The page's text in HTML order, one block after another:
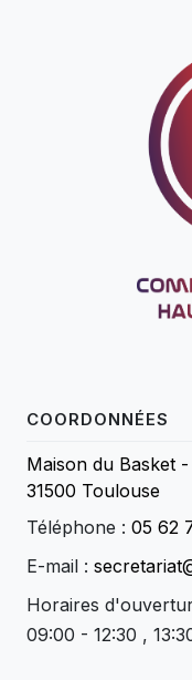
COORDONNÉES
Maison du Basket
31500 Toulouse
Téléphone : 05 62
E-mail :
Horaires
09:00 - 12:30 ,